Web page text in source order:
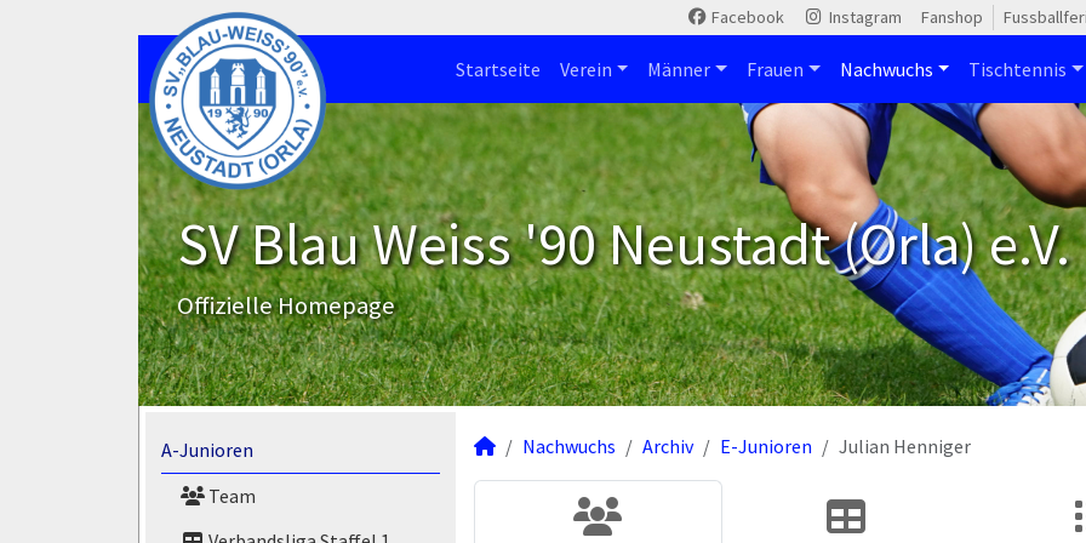
Facebook Instagram Fanshop
Startseite Verein Männer Frauen Nachwuchs Tischtennis
SV Blau Weiss '90 Neustadt (Orla) e.V.
Offizielle Homepage
A-Junioren
Team
Nachwuchs Archiv E-Junioren Julian Henniger